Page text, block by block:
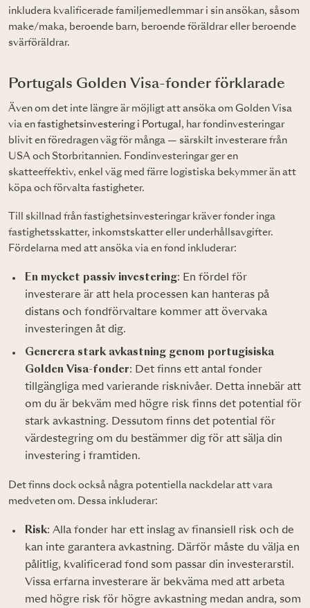
inkludera kvalificerade familjemedlemmar i sin ansökan, såsom
make/maka, beroende barn, beroende föräldrar eller beroende
svärföräldrar.
Portugals Golden Visa-fonder förklarade
Även om det inte längre är möjligt att ansöka om Golden Visa
via en fastighetsinvestering i Portugal , har fondinvesteringar
blivit en föredragen väg för många — särskilt investerare från
USA och Storbritannien. Fondinvesteringar ger en
skatteeffektiv, enkel väg med färre logistiska bekymmer än att
köpa och förvalta fastigheter.
Till skillnad från fastighetsinvesteringar kräver fonder inga
fastighetsskatter, inkomstskatter eller underhållsavgifter.
Fördelarna med att ansöka via en fond inkluderar:
En mycket passiv investering: En fördel för
investerare är att hela processen kan hanteras på
distans och fondförvaltare kommer att övervaka
investeringen åt dig.
Generera stark avkastning genom portugisiska
Golden Visa-fonder: Det finns ett antal fonder
tillgängliga med varierande risknivåer. Detta innebär att
om du är bekväm med högre risk finns det potential för
stark avkastning. Dessutom finns det potential för
värdestegring om du bestämmer dig för att sälja din
investering i framtiden.
Det finns dock också några potentiella nackdelar att vara
medveten om. Dessa inkluderar:
Risk: Alla fonder har ett inslag av finansiell risk och de
kan inte garantera avkastning. Därför måste du välja en
pålitlig, kvalificerad fond som passar din investerarstil.
Vissa erfarna investerare är bekväma med att arbeta
med högre risk för högre avkastning medan andra, som